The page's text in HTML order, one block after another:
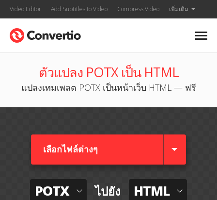
Video Editor Add Subtitles to Video Compress Video เพิ่มเติม
ตัวแปลง POTX เป็น HTML
แปลงเทมเพลต POTX เป็นหน้าเว็บ HTML — ฟรี
เลือกไฟล์ต่างๆ​
POTX ไปยัง HTML